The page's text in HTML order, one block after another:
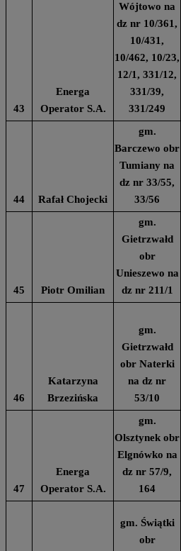
43
Energa
Operator S.A.
Wójtowo na
dz nr 10/361,
10/431,
10/462, 10/23,
12/1, 331/12,
331/39,
331/249
44 Rafał Chojecki
gm.
Barczewo obr
Tumiany na
dz nr 33/55,
33/56
45 Piotr Omilian
gm.
Gietrzwałd
obr
Unieszewo na
dz nr 211/1
46
Katarzyna
Brzezińska
gm.
Gietrzwałd
obr Naterki
na dz nr
53/10
47
Energa
Operator S.A.
gm.
Olsztynek obr
Elgnówko na
dz nr 57/9,
164
gm. Świątki
obr